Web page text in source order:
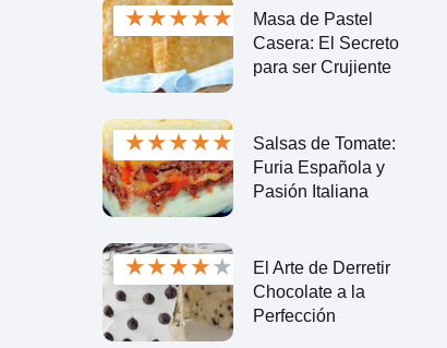
★★★★★
Masa de Pastel
Casera: El Secreto
para ser Crujiente
★★★★★
Salsas de Tomate:
Furia Española y
Pasión Italiana
★★★★★
El Arte de Derretir
Chocolate a la
Perfección